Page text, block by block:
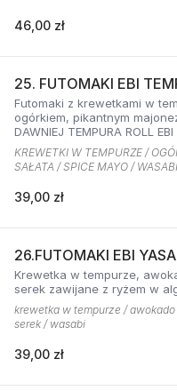
46,00 zł
25. FUTOMAKI EBI
Futomaki z krewetkami w
ogórkiem, pikantnym
DAWNIEJ TEMPURA ROLL EBI
KREWETKI W TEMPURZE /
SAŁATA / SPICE MAYO / WASABI
39,00 zł
26.FUTOMAKI EBI
Krewetka w tempurze,
serek zawijane z ryżem w
krewetka w tempurze /
serek / wasabi
39,00 zł